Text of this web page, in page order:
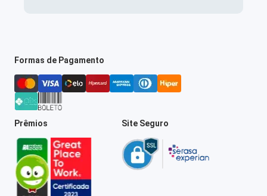
Formas de Pagamento
Prêmios Site Seguro